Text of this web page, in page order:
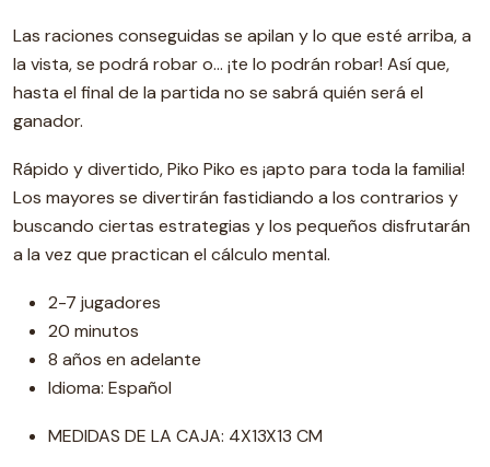
Las raciones conseguidas se apilan y lo que esté arriba, a
la vista, se podrá robar o… ¡te lo podrán robar! Así que,
hasta el final de la partida no se sabrá quién será el
ganador.
Rápido y divertido, Piko Piko es ¡apto para toda la familia!
Los mayores se divertirán fastidiando a los contrarios y
buscando ciertas estrategias y los pequeños disfrutarán
a la vez que practican el cálculo mental.
2-7 jugadores
20 minutos
8 años en adelante
Idioma: Español
MEDIDAS DE LA CAJA: 4X13X13 CM